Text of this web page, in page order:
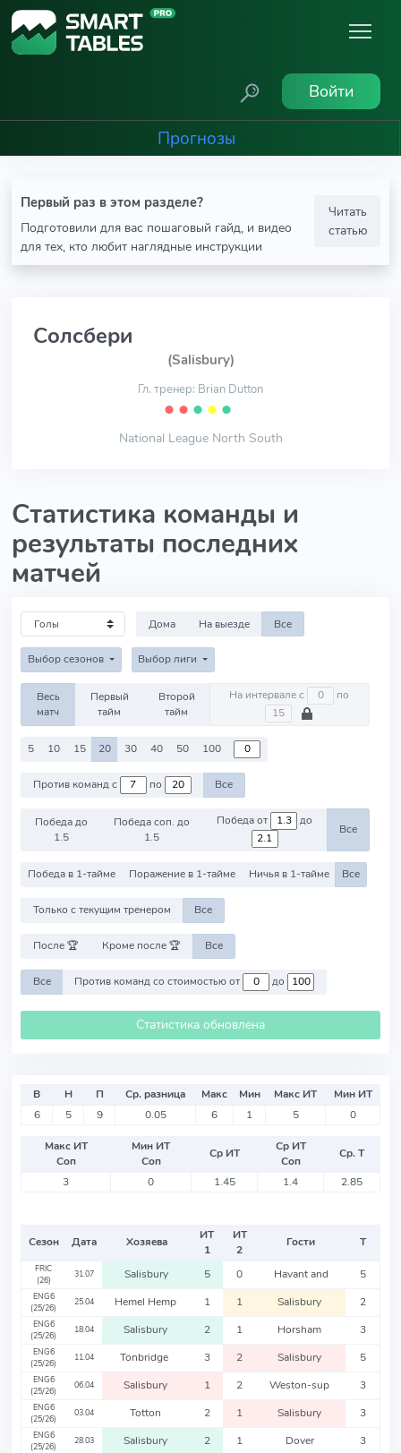
Войти
Прогнозы
Первый раз в этом разделе?
Подготовили для вас пошаговый гайд, и видео
для тех, кто любит наглядные инструкции
Читать
статью
Солсбери
(Salisbury)
Гл. тренер: Brian Dutton
⬤ ⬤ ⬤ ⬤ ⬤
National League North South
Статистика команды и
результаты последних
матчей
Дома На выезде Все
Выбор сезонов Выбор лиги
Весь
матч
Первый
тайм
Второй
тайм
На интервале с по
5 10 15 20 30 40 50 100
Против команд с по Все
Победа до
1.5
Победа соп. до
1.5
Победа от до
Все
Победа в 1-тайме Поражение в 1-тайме Ничья в 1-тайме Все
Только с текущим тренером Все
После 🏆 Кроме после 🏆 Все
Все Против команд со стоимостью от до
Статистика обновлена
В Н П Ср. разница Макс Мин Макс ИТ
Мин ИТ
6
5 9 0.05 6 1 5 0
Макс ИТ
Соп
Мин ИТ
Соп
Ср ИТ
Ср ИТ
Соп
Ср. Т
3
0 1.45 1.4 2.85
Сезон Дата Хозяева
ИТ
1
ИТ
2
Гости Т
FRIC
(26)
31.07 Salisbury 5 0 Havant and 5
ENG6
(25/26)
25.04 Hemel Hemp 1 1 Salisbury 2
ENG6
(25/26)
18.04 Salisbury 2 1 Horsham 3
ENG6
(25/26)
11.04 Tonbridge 3 2 Salisbury 5
ENG6
(25/26)
06.04 Salisbury 1 2 Weston-sup 3
ENG6
(25/26)
03.04 Totton 2 1 Salisbury 3
ENG6
(25/26)
28.03 Salisbury 2 1 Dover 3